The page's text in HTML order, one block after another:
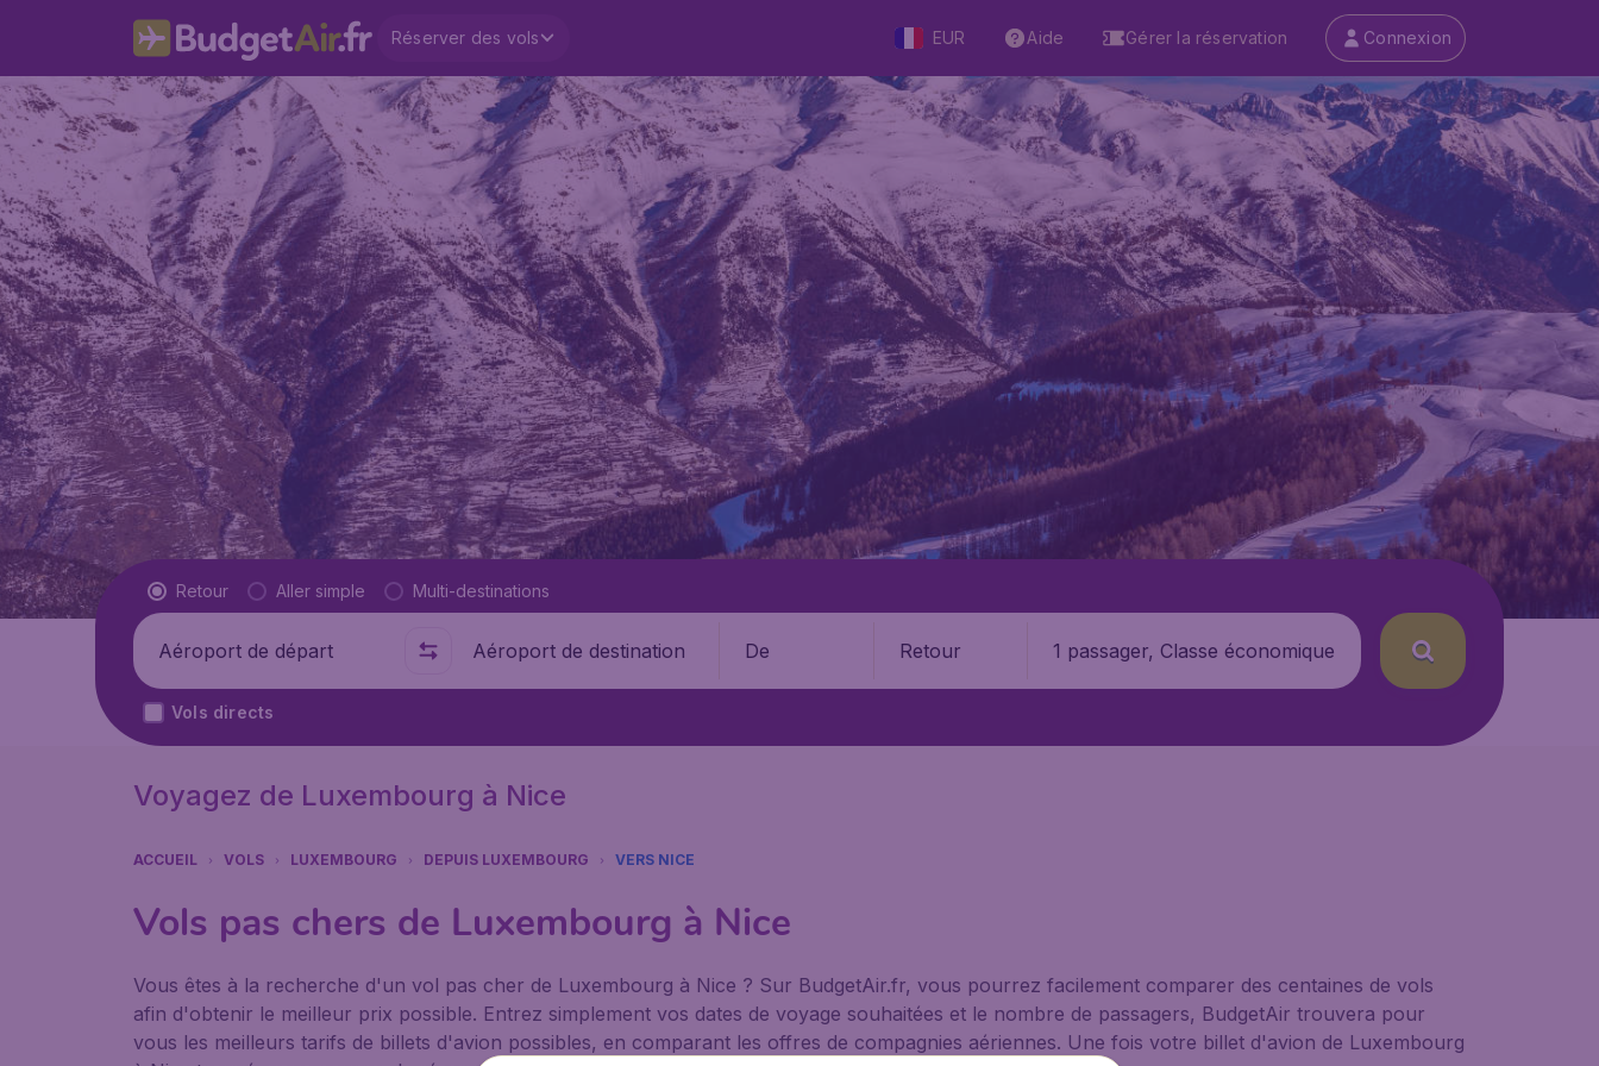
Réserver des vols EUR Aide Gérer la réservation Connexion
Type de vol
Retour Aller simple Multi-destinations
Départ de Où De Retour 1 passager, Classe économique
Vols directs
Voyagez de Luxembourg à Nice
ACCUEIL VOLS LUXEMBOURG DEPUIS LUXEMBOURG VERS NICE
Vols pas chers de Luxembourg à Nice
Vous êtes à la recherche d'un vol pas cher de Luxembourg à Nice ? Sur BudgetAir.fr, vous pourrez facilement comparer des centaines de vols
afin d'obtenir le meilleur prix possible. Entrez simplement vos dates de voyage souhaitées et le nombre de passagers, BudgetAir trouvera pour
vous les meilleurs tarifs de billets d'avion possibles, en comparant les offres de compagnies aériennes. Une fois votre billet d'avion de Luxembourg